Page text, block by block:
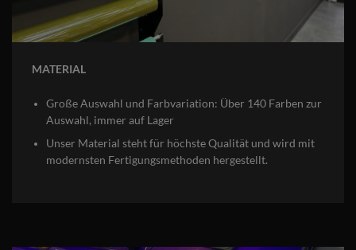
MATERIAL
Große Auswahl und Farbvariation: Über 140 Farben zur
Auswahl, immer auf Lager
Unser Material steht für höchste Qualität und wird mit
modernsten Fertigungsmethoden hergestellt.